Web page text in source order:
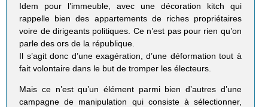
Idem pour l’immeuble, avec une décoration kitch qui
rappelle bien des appartements de riches propriétaires
voire de dirigeants politiques. Ce n’est pas pour rien qu’on
parle des ors de la république.
Il s’agit donc d’une exagération, d’une déformation tout à
fait volontaire dans le but de tromper les électeurs.
Mais ce n’est qu’un élément parmi bien d’autres d’une
campagne de manipulation qui consiste à sélectionner,